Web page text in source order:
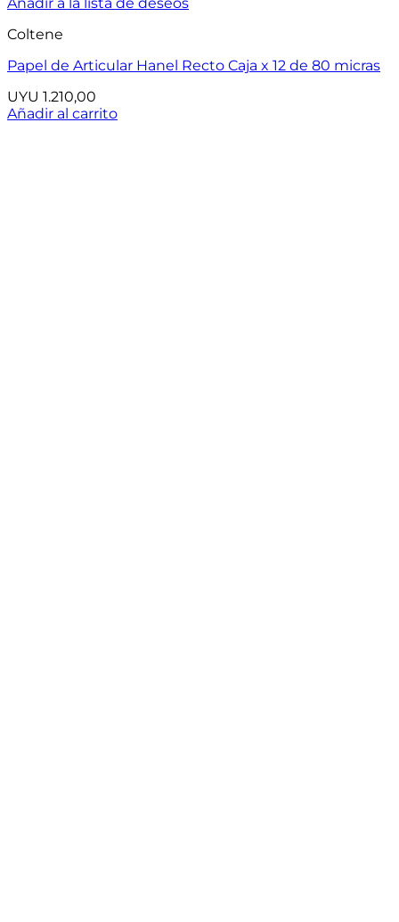
Añadir a la lista de deseos
Coltene
Papel de Articular Hanel Recto Caja x 12 de 80 micras
UYU 1.210,00
Añadir al carrito